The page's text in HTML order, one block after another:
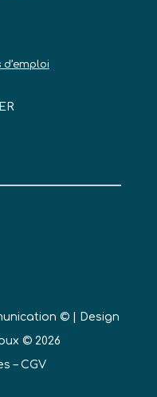
© | Design
© 2026
–CGV